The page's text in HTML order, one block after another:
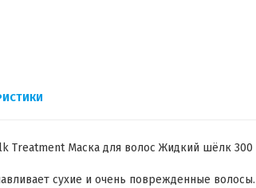
Treatment Маска для волос Жидкий шёлк 300
сухие и очень поврежденные волосы.